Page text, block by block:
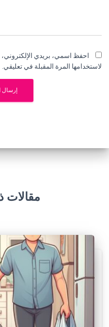
احفظ اسمي، بريدي الإلكتروني،
لاستخدامها المرة المقبلة في تعليقي.
مقالات